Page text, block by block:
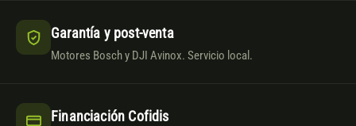
Garantía y post-venta
Motores Bosch y DJI Avinox. Servicio local.
Financiación Cofidis